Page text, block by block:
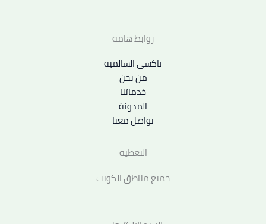
روابط هامة
تاكسي السالمية
من نحن
خدماتنا
المدونة
تواصل معنا
التغطية
جميع مناطق الكويت